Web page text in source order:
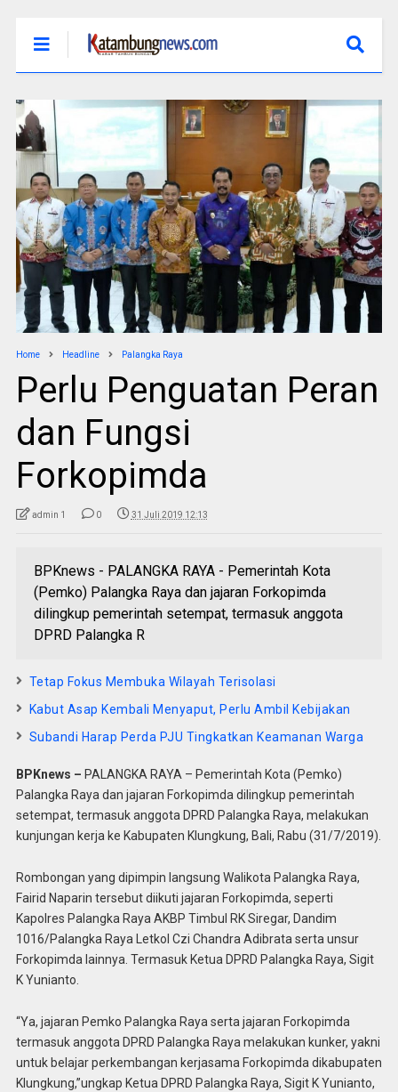
Home Headline Palangka Raya
Perlu Penguatan Peran
dan Fungsi
Forkopimda
admin 1 0 31 Juli 2019 12:13
BPKnews - PALANGKA RAYA - Pemerintah Kota
(Pemko) Palangka Raya dan jajaran Forkopimda
dilingkup pemerintah setempat, termasuk anggota
DPRD Palangka R
Tetap Fokus Membuka Wilayah Terisolasi
Kabut Asap Kembali Menyaput, Perlu Ambil Kebijakan
Subandi Harap Perda PJU Tingkatkan Keamanan Warga
BPKnews – PALANGKA RAYA – Pemerintah Kota (Pemko)
Palangka Raya dan jajaran Forkopimda dilingkup pemerintah
setempat, termasuk anggota DPRD Palangka Raya, melakukan
kunjungan kerja ke Kabupaten Klungkung, Bali, Rabu (31/7/2019).
Rombongan yang dipimpin langsung Walikota Palangka Raya,
Fairid Naparin tersebut diikuti jajaran Forkopimda, seperti
Kapolres Palangka Raya AKBP Timbul RK Siregar, Dandim
1016/Palangka Raya Letkol Czi Chandra Adibrata serta unsur
Forkopimda lainnya. Termasuk Ketua DPRD Palangka Raya, Sigit
K Yunianto.
“Ya, jajaran Pemko Palangka Raya serta jajaran Forkopimda
termasuk anggota DPRD Palangka Raya melakukan kunker, yakni
untuk belajar perkembangan kerjasama Forkopimda dikabupaten
Klungkung,”ungkap Ketua DPRD Palangka Raya, Sigit K Yunianto,